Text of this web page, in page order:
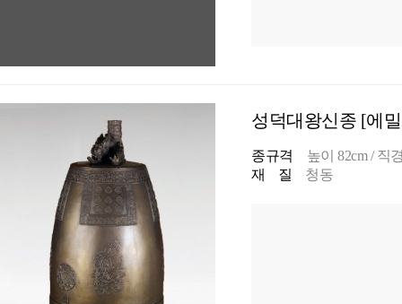
성덕대왕신종 [에
종규격
높이 82cm / 직
재 질
청동